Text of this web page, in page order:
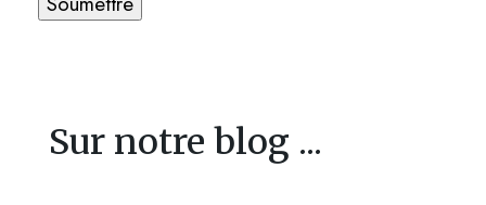
Sur notre blog ...